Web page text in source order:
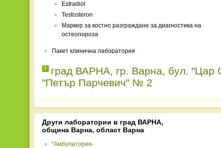
Estradiol
Testosteron
Маркер за костно разграждане за диагностика на
остеопороза
Пакет клинична лаборатория
1
град ВАРНА, гр. Варна, бул. "Цар
"Петър Парчевич" № 2
Други лаборатории в град ВАРНА,
община Варна, област Варна
"Амбулатория-